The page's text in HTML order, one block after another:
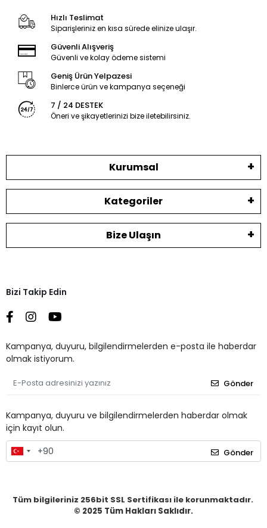
Hızlı Teslimat
Siparişleriniz en kısa sürede elinize ulaşır.
Güvenli Alışveriş
Güvenli ve kolay ödeme sistemi
Geniş Ürün Yelpazesi
Binlerce ürün ve kampanya seçeneği
7 / 24 DESTEK
Öneri ve şikayetlerinizi bize iletebilirsiniz.
Kurumsal
Kategoriler
Bize Ulaşın
Bizi Takip Edin
Kampanya, duyuru, bilgilendirmelerden e-posta ile haberdar
olmak istiyorum.
Gönder
Kampanya, duyuru ve bilgilendirmelerden haberdar olmak
için kayıt olun.
Gönder
Tüm bilgileriniz 256bit SSL Sertifikası ile korunmaktadır.
© 2025 Tüm Hakları Saklıdır.